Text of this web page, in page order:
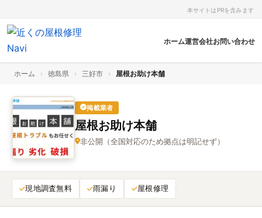
本サイトはPRを含みます
ホーム運営会社お問い合わせ
ホーム › 徳島県 › 三好市 › 屋根お助け本舗
掲載業者
屋根お助け本舗
非公開（全国対応のため拠点は明記せず）
現地調査無料 雨漏り 屋根修理